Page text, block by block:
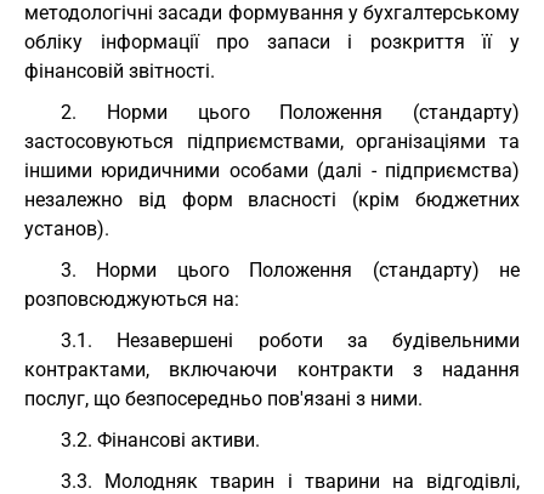
методологічні засади формування у бухгалтерському
обліку інформації про запаси і розкриття її у
фінансовій звітності.
2. Норми цього Положення (стандарту)
застосовуються підприємствами, організаціями та
іншими юридичними особами (далі - підприємства)
незалежно від форм власності (крім бюджетних
установ).
3. Норми цього Положення (стандарту) не
розповсюджуються на:
3.1. Незавершені роботи за будівельними
контрактами, включаючи контракти з надання
послуг, що безпосередньо пов'язані з ними.
3.2. Фінансові активи.
3.3. Молодняк тварин і тварини на відгодівлі,